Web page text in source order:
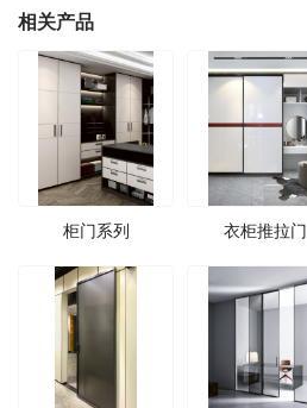
相关产品
柜门系列 衣柜推拉门